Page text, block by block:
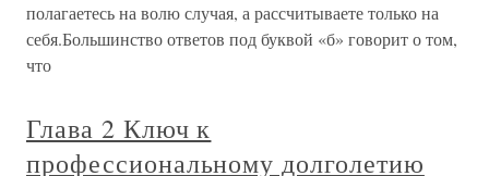
полагаетесь на волю случая, а рассчитываете только на
себя.Большинство ответов под буквой «б» говорит о том,
что
Глава 2 Ключ к
профессиональному долголетию